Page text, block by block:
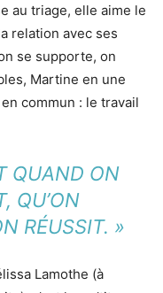
au triage, elle aime le
relation avec ses
se supporte, on
Martine en une
commun : le travail
QUAND ON
QU’ON
RÉUSSIT. »
Lamothe (à